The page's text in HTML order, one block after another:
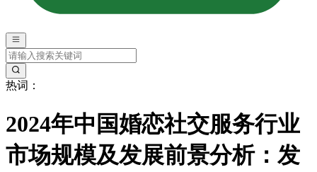
热词：
2024年中国婚恋社交服务行业
市场规模及发展前景分析：发